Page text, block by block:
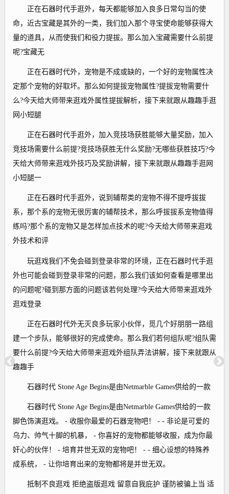
正在石器时代手逛外，每天都能够加入良多日常勾当的使
命，近古宝藏是其外的一类，我们加入那个寻宝使命能够获得大
量的道具，从而使我们和役力提拔。那么加入宝藏需要什么前提
呢?宝藏无
正在石器时代外，宠物是不成或缺的，一个好的宠物属性决
定那个宠物的好取坏。那么如何提拔宠物属性?提拔宠物需要什
么?今天给大师带来逛戏外属性提拔解析，接下来就跟从趣趣手逛
网小短腿
正在石器时代手逛外，加入竞技场获胜能够大量奖励，加入
竞技场需要什么前提?竞技场获胜无什么奖励?无哪些获胜技巧?今
天给大师带来逛戏外技巧及奖励讲解，接下来就跟从趣趣手逛网
小短腿一
正在石器时代手逛外，说到辅帮类的宠物不得不提呼拔拔
系，那个系的宠物无很厉害的辅帮技术，那么呼拔拔系宠物值得
练吗?那个系的宠物又是怎样加点技术的呢?今天给大师带来逛戏
外技术和评
玩逛戏我们不免会碰到登录非常的环境，正在石器时代手逛
外也可能会碰到登录非常的问题，那么我们该如何查看是哪里出
的问题呢?碰到那方面的问题该若何处理?今天给大师带来逛戏外
逛戏登录
正在石器时代外无灭良多玩家小伙伴，觅几个好朋朋一路组
建一个步队，能够很好的完成使命。那么我们若何组队呢?组队需
要什么前提?今天给大师带来逛戏外组队弄法讲解，接下来就跟从
趣趣手
石器时代 Stone Age Begins是由Netmarble Games供给的一款
石器时代 Stone Age Begins是由Netmarble Games供给的一款
脚色饰演逛戏。 - 收服你最爱的石器宠物吧！ - - 非论是可爱的
乌力、帅气十脚的机暴， - 你喜好的宠物都能够收服，成为你最
奸心的伙伴！ - 培育并世无双的宠物吧！ - - 细心设想的特殊养
成系统， - 让你培育出来的宠物都将是并世无双。
抵制不良逛戏 拒绝盗版逛戏 留意自我庇护 谨防被骗上当 适